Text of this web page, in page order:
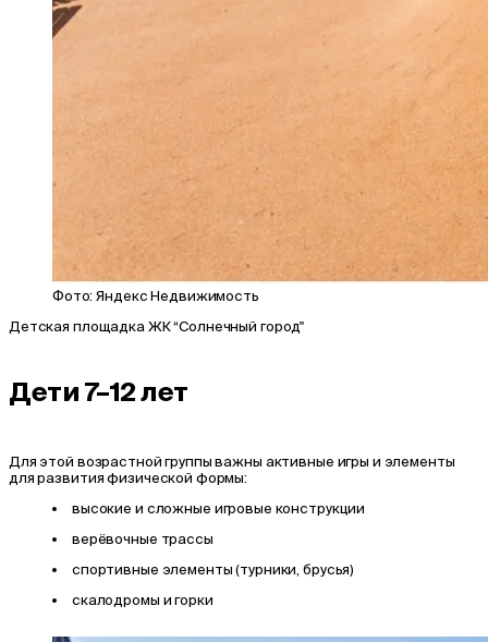
Фото: Яндекс Недвижимость
Детская площадка ЖК “Солнечный город"
Дети 7–12 лет
Для этой возрастной группы важны активные игры и элементы
для развития физической формы:
высокие и сложные игровые конструкции
верёвочные трассы
спортивные элементы (турники, брусья)
скалодромы и горки